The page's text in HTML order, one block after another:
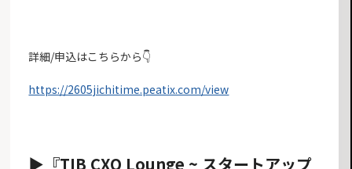
詳細/申込はこちらから👇
https://2605jichitime.peatix.com/view
▶︎『TIB CXO Lounge ~ スタートアップ